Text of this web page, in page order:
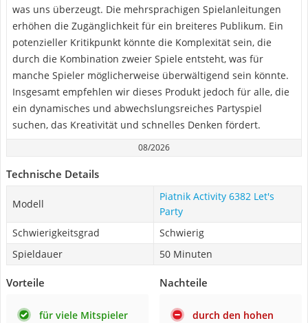
was uns überzeugt. Die mehrsprachigen Spielanleitungen
erhöhen die Zugänglichkeit für ein breiteres Publikum. Ein
potenzieller Kritikpunkt könnte die Komplexität sein, die
durch die Kombination zweier Spiele entsteht, was für
manche Spieler möglicherweise überwältigend sein könnte.
Insgesamt empfehlen wir dieses Produkt jedoch für alle, die
ein dynamisches und abwechslungsreiches Partyspiel
suchen, das Kreativität und schnelles Denken fördert.
08/2026
Technische Details
Modell
Piatnik Activity 6382 Let's
Party
Schwierigkeitsgrad
Schwierig
Spieldauer
50 Minuten
Vorteile
für viele Mitspieler
Nachteile
durch den hohen